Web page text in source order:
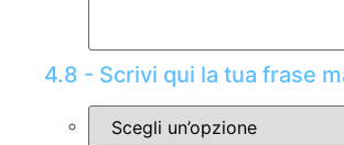
4.8 - Scrivi qui la tua frase